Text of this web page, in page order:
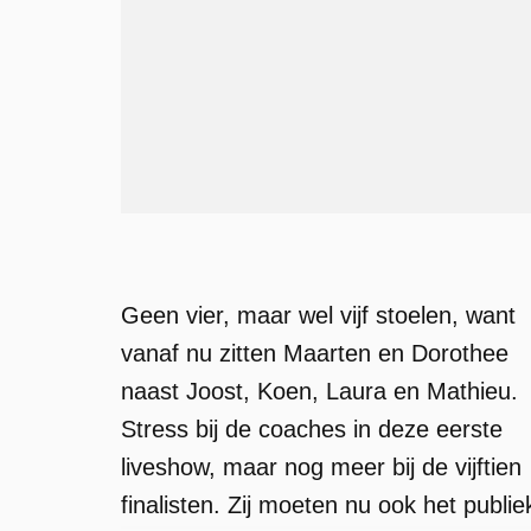
Geen vier, maar wel vijf stoelen, want
vanaf nu zitten Maarten en Dorothee
naast Joost, Koen, Laura en Mathieu.
Stress bij de coaches in deze eerste
liveshow, maar nog meer bij de vijftien
finalisten. Zij moeten nu ook het